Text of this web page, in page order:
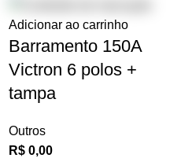
Adicionar ao carrinho
Barramento 150A
Victron 6 polos +
tampa
Outros
R$ 0,00